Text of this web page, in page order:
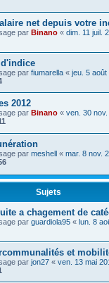
net depuis votre
par Binano « dim. 11 juil.
par fiumarella « jeu. 5 août
2012
par Binano « ven. 30 nov.
par meshell « mar. 8 nov.
Sujets
a chagement de
par guardiola95 « lun. 8
et
par jon27 « ven. 13 mai